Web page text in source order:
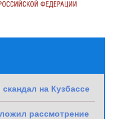
на Кузбассе
рассмотрение